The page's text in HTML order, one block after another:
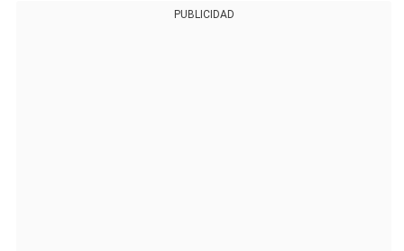
PUBLICIDAD